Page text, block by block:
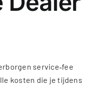
service‑fee
kosten die je tijdens